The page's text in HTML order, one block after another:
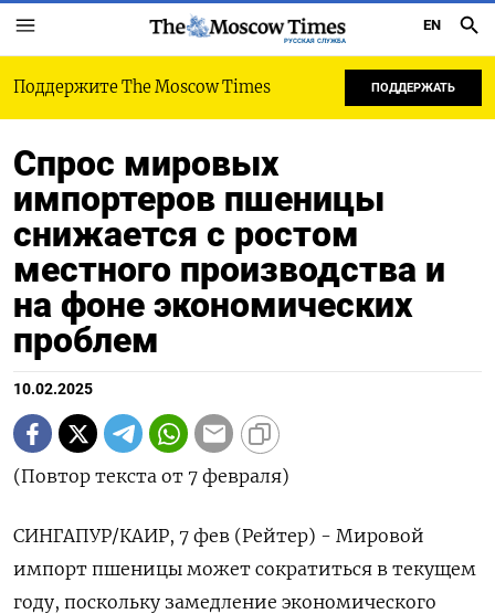
РУССКАЯ СЛУЖБА
EN
Поддержите The Moscow Times ПОДДЕРЖАТЬ
Спрос мировых
импортеров пшеницы
снижается с ростом
местного производства и
на фоне экономических
проблем
10.02.2025
(Повтор текста от 7 февраля)
СИНГАПУР/КАИР, 7 фев (Рейтер) - Мировой
импорт пшеницы может сократиться в текущем
году, поскольку замедление экономического